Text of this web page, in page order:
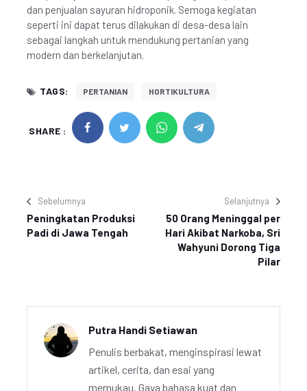
dan penjualan sayuran hidroponik. Semoga kegiatan
seperti ini dapat terus dilakukan di desa-desa lain
sebagai langkah untuk mendukung pertanian yang
modern dan berkelanjutan.
TAGS: PERTANIAN HORTIKULTURA
SHARE :
Sebelumnya
Peningkatan Produksi
Padi di Jawa Tengah
Selanjutnya
50 Orang Meninggal per
Hari Akibat Narkoba, Sri
Wahyuni Dorong Tiga
Pilar
Putra Handi Setiawan
Penulis berbakat, menginspirasi lewat
artikel, cerita, dan esai yang
memukau. Gaya bahasa kuat dan